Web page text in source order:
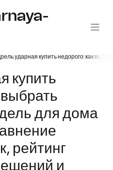
ударная купить недорого: как
купить
выбрать
для дома
рейтинг
и